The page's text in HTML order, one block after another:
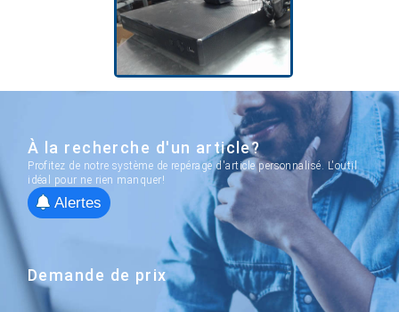
À la recherche d'un article?
Profitez de notre système de repérage d'article personnalisé. L'outil
idéal pour ne rien manquer!
Alertes
Demande de prix